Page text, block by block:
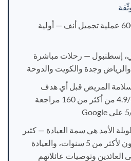
الخبرة: أكثر من 600 عملية تجميل أنف — أولية
إسطنبول — رحلات مباشرة
وجدة والكويت والدوحة
سلامة المريض قبل أي هدف
تجميلي — تقييم 4.9/5 من أكثر من 160 مراجعة
الأمد هي سمة العيادة — كثير
من المرضى يتابعون لأكثر من 5 سنوات، والعيادة
وتوصيات عائلاتهم